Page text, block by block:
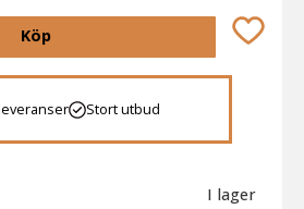
Köp Lägg till
Stort utbud
I lager